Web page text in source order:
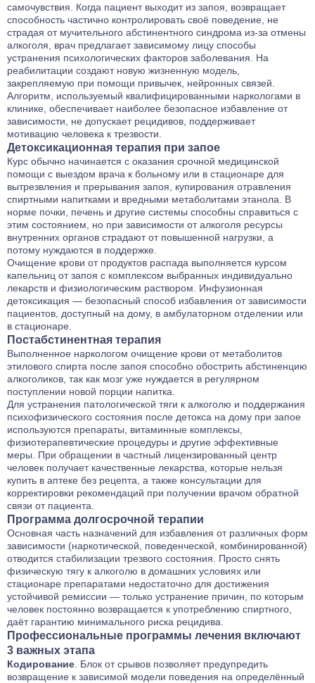
самочувствия. Когда пациент выходит из запоя, возвращает
способность частично контролировать своё поведение, не
страдая от мучительного абстинентного синдрома из-за отмены
алкоголя, врач предлагает зависимому лицу способы
устранения психологических факторов заболевания. На
реабилитации создают новую жизненную модель,
закрепляемую при помощи привычек, нейронных связей.
Алгоритм, используемый квалифицированными наркологами в
клинике, обеспечивает наиболее безопасное избавление от
зависимости, не допускает рецидивов, поддерживает
мотивацию человека к трезвости.
Детоксикационная терапия при запое
Курс обычно начинается с оказания срочной медицинской
помощи с выездом врача к больному или в стационаре для
вытрезвления и прерывания запоя, купирования отравления
спиртными напитками и вредными метаболитами этанола. В
норме почки, печень и другие системы способны справиться с
этим состоянием, но при зависимости от алкоголя ресурсы
внутренних органов страдают от повышенной нагрузки, а
потому нуждаются в поддержке.
Очищение крови от продуктов распада выполняется курсом
капельниц от запоя с комплексом выбранных индивидуально
лекарств и физиологическим раствором. Инфузионная
детоксикация — безопасный способ избавления от зависимости
пациентов, доступный на дому, в амбулаторном отделении или
в стационаре.
Постабстинентная терапия
Выполненное наркологом очищение крови от метаболитов
этилового спирта после запоя способно обострить абстиненцию
алкоголиков, так как мозг уже нуждается в регулярном
поступлении новой порции напитка.
Для устранения патологической тяги к алкоголю и поддержания
психофизического состояния после детокса на дому при запое
используются препараты, витаминные комплексы,
физиотерапевтические процедуры и другие эффективные
меры. При обращении в частный лицензированный центр
человек получает качественные лекарства, которые нельзя
купить в аптеке без рецепта, а также консультации для
корректировки рекомендаций при получении врачом обратной
связи от пациента.
Программа долгосрочной терапии
Основная часть назначений для избавления от различных форм
зависимости (наркотической, поведенческой, комбинированной)
отводится стабилизации трезвого состояния. Просто снять
физическую тягу к алкоголю в домашних условиях или
стационаре препаратами недостаточно для достижения
устойчивой ремиссии — только устранение причин, по которым
человек постоянно возвращается к употреблению спиртного,
даёт гарантию минимального риска рецидива.
Профессиональные программы лечения включают
3 важных этапа
Кодирование . Блок от срывов позволяет предупредить
возвращение к зависимой модели поведения на определённый